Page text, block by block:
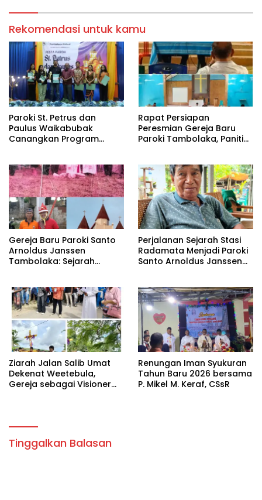
Rekomendasi untuk kamu
Paroki St. Petrus dan
Paulus Waikabubak
Canangkan Program
Rapat Persiapan
Peresmian Gereja Baru
Paroki Tambolaka, Panitia
Gereja Baru Paroki Santo
Arnoldus Janssen
Tambolaka: Sejarah
Kolektif Perjuangan Para
Imam Bersama Para
Tokoh Umat
Perjalanan Sejarah Stasi
Radamata Menjadi Paroki
Santo Arnoldus Janssen
Ziarah Jalan Salib Umat
Dekenat Weetebula,
Gereja sebagai Visioner
Renungan Iman Syukuran
Tahun Baru 2026 bersama
P. Mikel M. Keraf, CSsR
Tinggalkan Balasan